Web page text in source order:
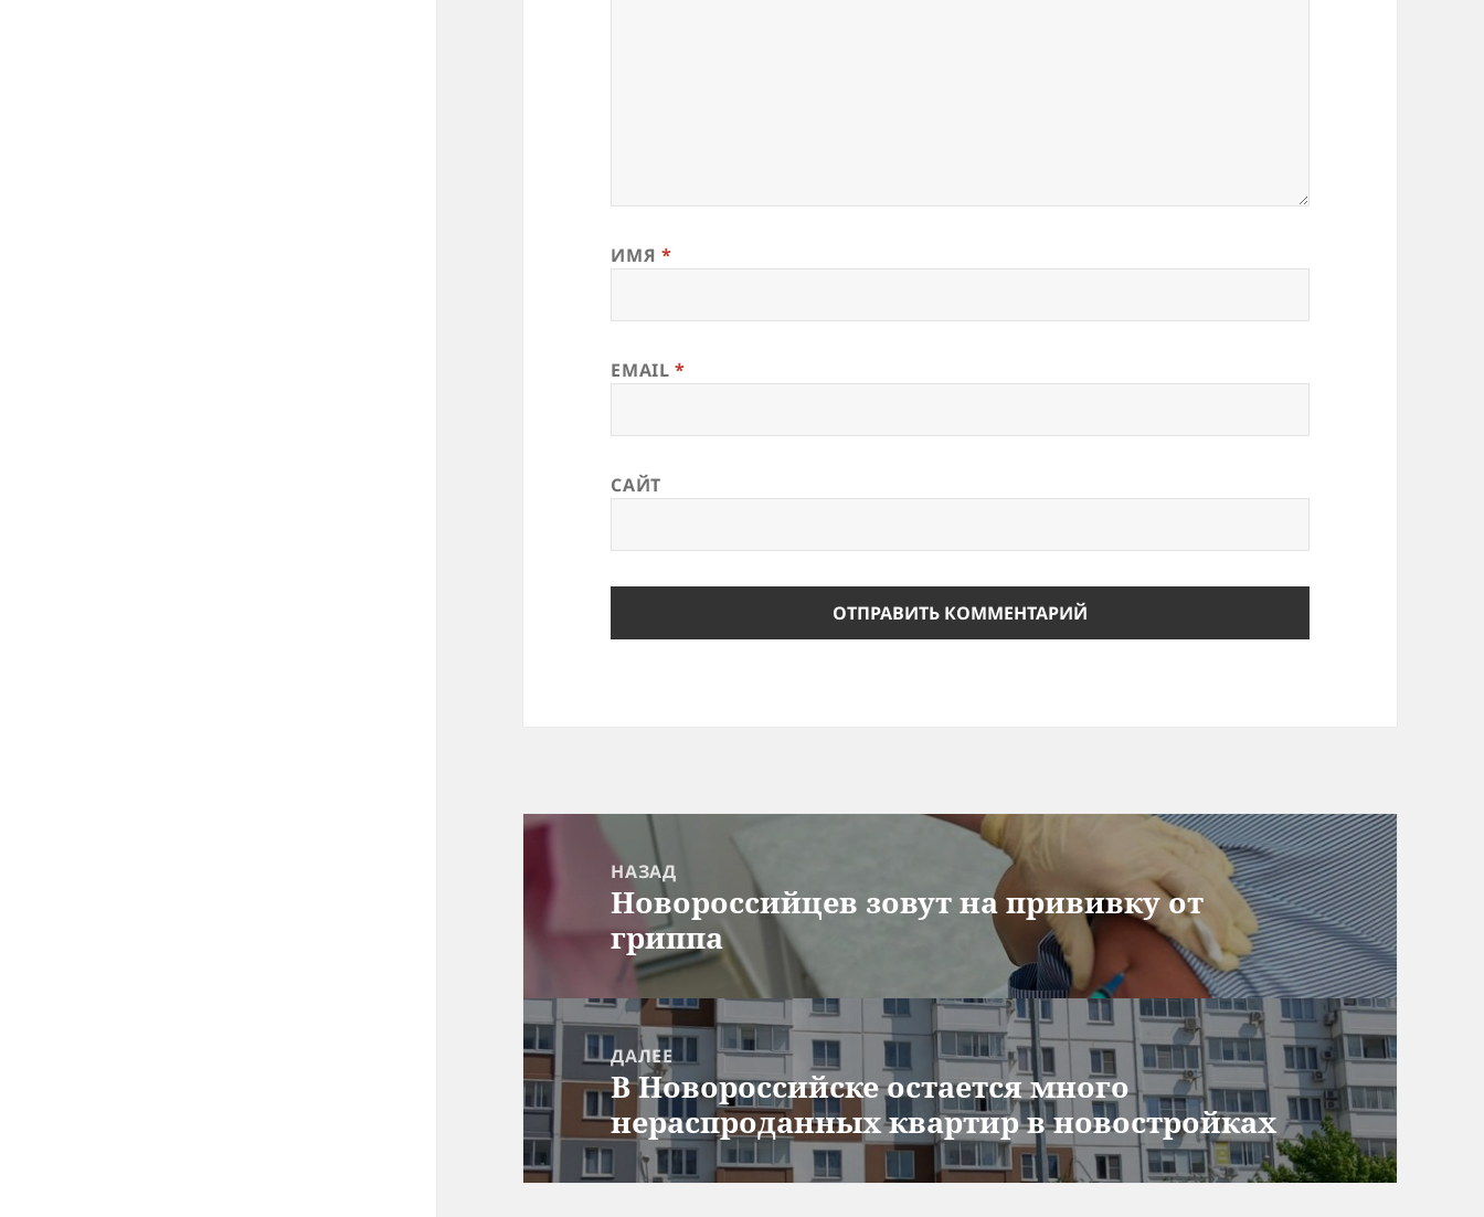
ИМЯ *
EMAIL*
САЙТ
Навигация
записям
НАЗАД
Предыдущая
запись:
Новороссийцев зовут на прививку от
гриппа
ДАЛЕЕ
Следующая
запись:
В Новороссийске остается много
нераспроданных квартир в новостройках